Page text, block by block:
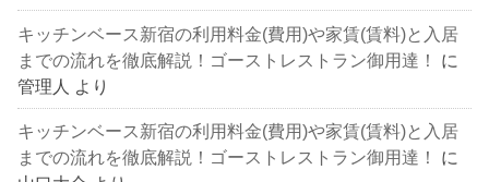
キッチンベース新宿の利用料金(費用)や家賃(賃料)と入居
までの流れを徹底解説！ゴーストレストラン御用達！
に
管理人 より
キッチンベース新宿の利用料金(費用)や家賃(賃料)と入居
までの流れを徹底解説！ゴーストレストラン御用達！
に